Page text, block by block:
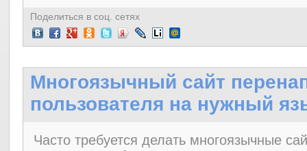
Поделиться в соц. сетях
Многоязычный сайт
пользователя на нужный
Часто требуется делать многоязычные